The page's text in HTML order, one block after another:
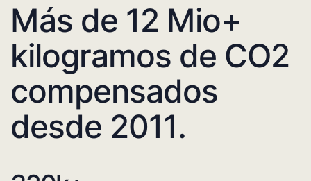
Más de 12 Mio+
kilogramos de CO2
compensados
desde 2011.